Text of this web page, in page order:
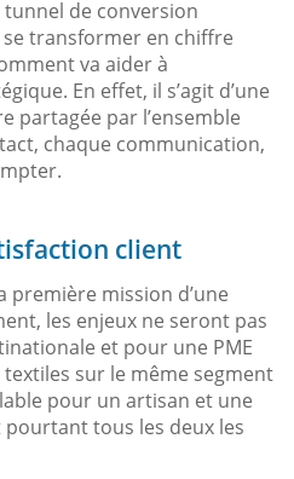
de conversion
transformer en chiffre
va aider à
En effet, il s’agit d’une
partagée par l’ensemble
chaque communication,
client
première mission d’une
les enjeux ne seront pas
et pour une PME
sur le même segment
pour un artisan et une
tous les deux les